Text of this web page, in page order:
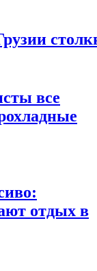
все
отдых в